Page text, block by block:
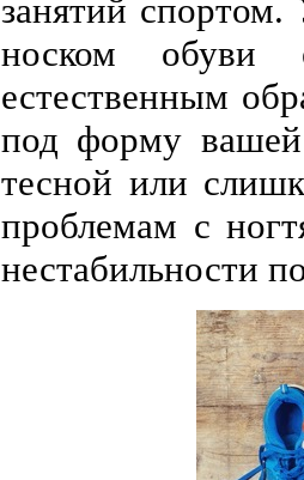
занятий
носком обуви
естественным
под форму
тесной или
проблемам с
нестабильности